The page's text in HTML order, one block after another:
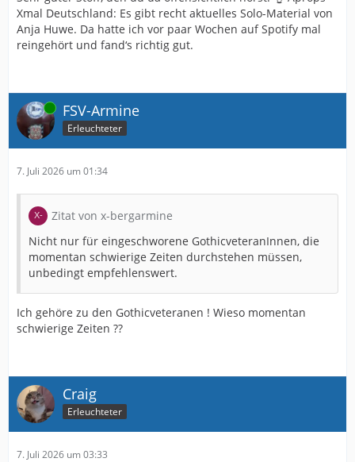
Xmal Deutschland: Es gibt recht aktuelles Solo-Material von
Anja Huwe. Da hatte ich vor paar Wochen auf Spotify mal
reingehört und fand‘s richtig gut.
Online FSV-Armine
Erleuchteter
7. Juli 2026 um 01:34
Zitat von x-bergarmine
Nicht nur für eingeschworene GothicveteranInnen, die
momentan schwierige Zeiten durchstehen müssen,
unbedingt empfehlenswert.
Ich gehöre zu den Gothicveteranen ! Wieso momentan
schwierige Zeiten ??
Craig
Erleuchteter
7. Juli 2026 um 03:33